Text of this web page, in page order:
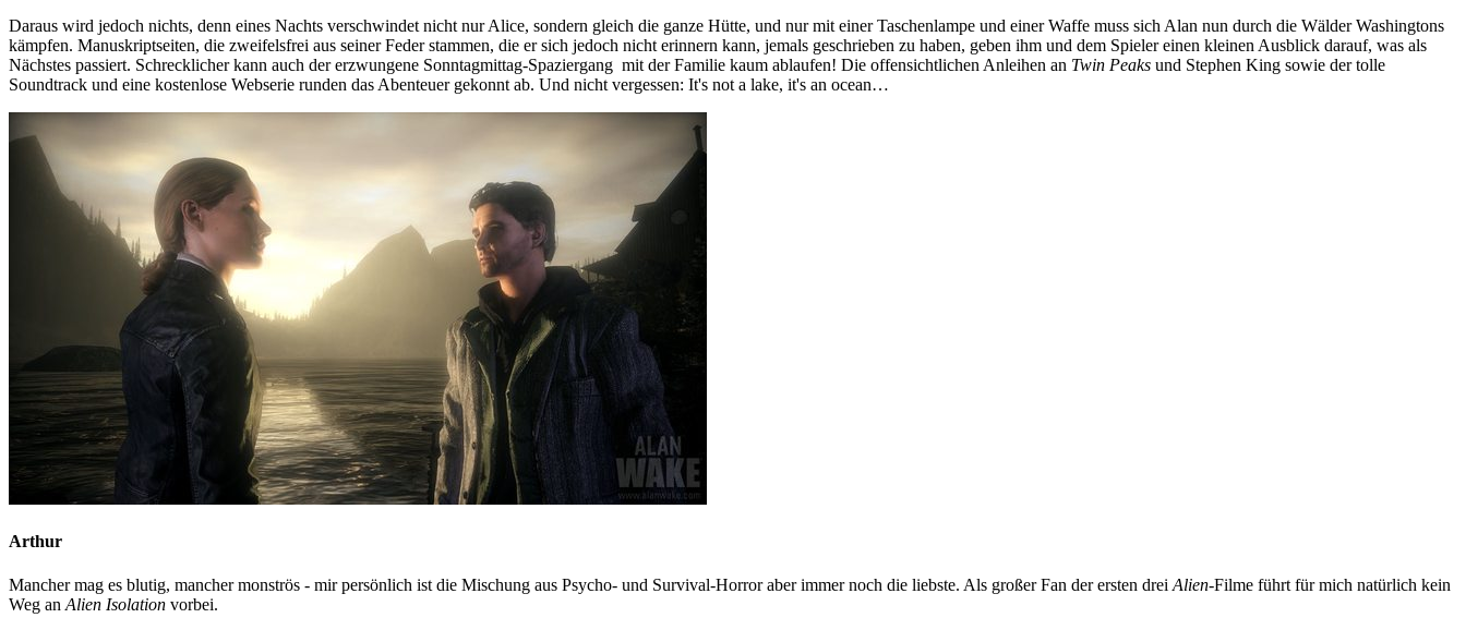
Daraus wird jedoch nichts, denn eines Nachts verschwindet nicht nur Alice, sondern gleich die ganze Hütte, und nur mit einer Taschenlampe und einer Waffe muss sich Alan nun durch die Wälder Washingtons
kämpfen. Manuskriptseiten, die zweifelsfrei aus seiner Feder stammen, die er sich jedoch nicht erinnern kann, jemals geschrieben zu haben, geben ihm und dem Spieler einen kleinen Ausblick darauf, was als
Nächstes passiert. Schrecklicher kann auch der erzwungene Sonntagmittag-Spaziergang mit der Familie kaum ablaufen! Die offensichtlichen Anleihen an Twin Peaks und Stephen King sowie der tolle
Soundtrack und eine kostenlose Webserie runden das Abenteuer gekonnt ab. Und nicht vergessen: It's not a lake, it's an ocean…
Arthur
Mancher mag es blutig, mancher monströs - mir persönlich ist die Mischung aus Psycho- und Survival-Horror aber immer noch die liebste. Als großer Fan der ersten drei Alien-Filme führt für mich natürlich kein
Weg an Alien Isolation vorbei.